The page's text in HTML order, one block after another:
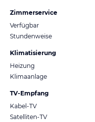
Zimmerservice
Verfügbar
Stundenweise
Klimatisierung
Heizung
Klimaanlage
TV-Empfang
Kabel-TV
Satelliten-TV